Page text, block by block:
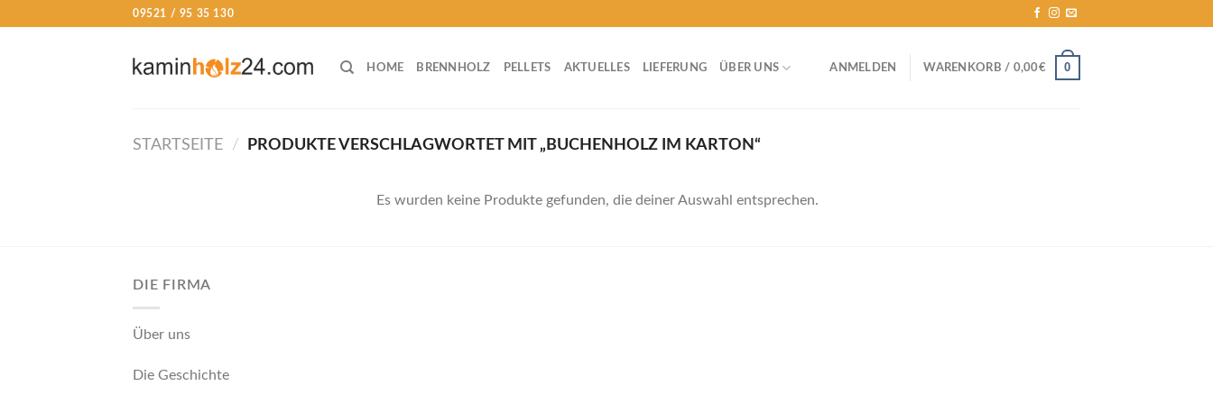
09521 / 95 35 130
HOME BRENNHOLZ PELLETS AKTUELLES LIEFERUNG ÜBER UNS ANMELDEN WARENKORB / 0,00€ 0
STARTSEITE / PRODUKTE VERSCHLAGWORTET MIT „BUCHENHOLZ IM KARTON“
Es wurden keine Produkte gefunden, die deiner Auswahl entsprechen.
DIE FIRMA
Über uns
Die Geschichte